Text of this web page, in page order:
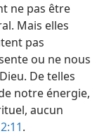
ne pas être
Mais elles
pas
ou ne nous
De telles
notre énergie,
aucun
.